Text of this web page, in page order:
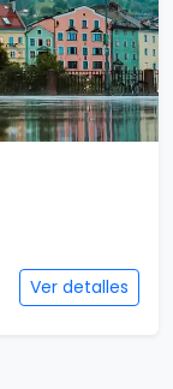
Ver detalles